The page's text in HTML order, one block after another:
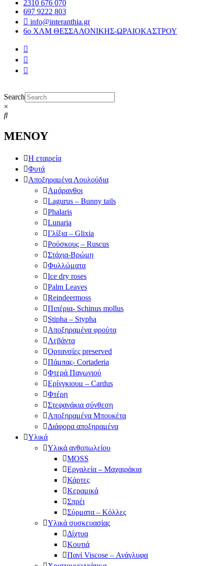
2310 676 070
697 9222 803
info@interanthia.gr
6ο ΧΛΜ ΘΕΣΣΑΛΟΝΙΚΗΣ-ΩΡΑΙΟΚΑΣΤΡΟΥ
Search
×
ΜΕΝΟΥ
Η εταιρεία
Φυτά
Αποξηραμένα Λουλούδια
Αμάρανθοι
Lagurus – Bunny tails
Phalaris
Lunaria
Γλίξια – Glixia
Ρούσκους – Ruscus
Στάχια-Βρώμη
Φυλλώματα
Ice dry roses
Palm Leaves
Reindeermoss
Πιπέρια- Schinus mollus
Stipha – Stypha
Αποξηραμένα φρούτα
Λεβάντα
Ορτανσίες preserved
Πάμπας- Cortaderia
Φτερά Παγωνιού
Ερίνγκιουμ – Cardus
Φτέρη
Στεφανάκια σύνθεση
Αποξηραμένα Μπουκέτα
Διάφορα αποξηραμένα
Υλικά
Υλικά ανθοπωλείου
MOSS
Εργαλεία – Μαχαιράκια
Κάρτες
Κεραμικά
Σπρέι
Σύρματα – Κόλλες
Υλικά συσκευασίας
Δίχτυα
Κουτιά
Πανί Viscose – Ανάγλυφα